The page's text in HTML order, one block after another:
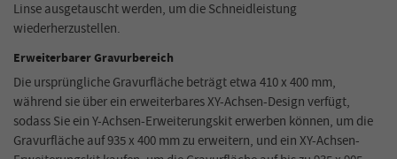
Linse ausgetauscht werden, um die Schneidleistung
wiederherzustellen.
Erweiterbarer Gravurbereich
Die ursprüngliche Gravurfläche beträgt etwa 410 x 400 mm,
während sie über ein erweiterbares XY-Achsen-Design verfügt,
sodass Sie ein Y-Achsen-Erweiterungskit erwerben können, um die
Gravurfläche auf 935 x 400 mm zu erweitern, und ein XY-Achsen-